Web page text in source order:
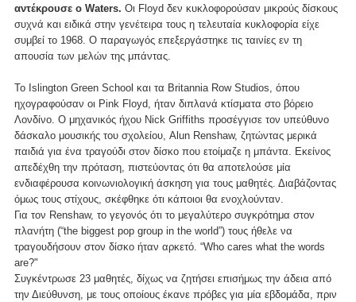
αντέκρουσε ο Waters. Οι Floyd δεν κυκλοφορούσαν μικρούς δίσκους
συχνά και ειδικά στην γενέτειρα τους η τελευταία κυκλοφορία είχε
συμβεί το 1968. Ο παραγωγός επεξεργάστηκε τις ταινίες εν τη
απουσία των μελών της μπάντας.
Το Islington Green School και τα Britannia Row Studios, όπου
ηχογραφούσαν οι Pink Floyd, ήταν διπλανά κτίσματα στο βόρειο
Λονδίνο. Ο μηχανικός ήχου Nick Griffiths προσέγγισε τον υπεύθυνο
δάσκαλο μουσικής του σχολείου, Alun Renshaw, ζητώντας μερικά
παιδιά για ένα τραγούδι στον δίσκο που ετοίμαζε η μπάντα. Εκείνος
απεδέχθη την πρόταση, πιστεύοντας ότι θα αποτελούσε μία
ενδιαφέρουσα κοινωνιολογική άσκηση για τους μαθητές. Διαβάζοντας
όμως τους στίχους, σκέφθηκε ότι κάποιοι θα ενοχλούνταν.
Για τον Renshaw, το γεγονός ότι το μεγαλύτερο συγκρότημα στον
πλανήτη (“the biggest pop group in the world”) τους ήθελε να
τραγουδήσουν στον δίσκο ήταν αρκετό. “Who cares what the words
are?"
Συγκέντρωσε 23 μαθητές, δίχως να ζητήσει επισήμως την άδεια από
την Διεύθυνση, με τους οποίους έκανε πρόβες για μία εβδομάδα, πριν